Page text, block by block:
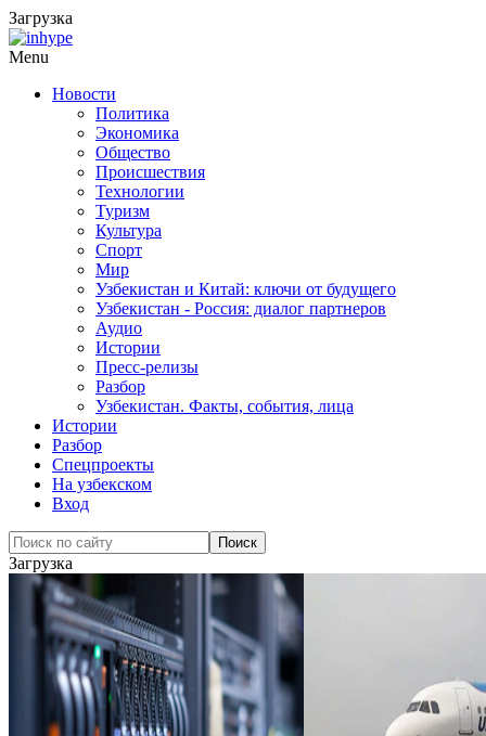
Загрузка
Menu
Новости
Политика
Экономика
Общество
Происшествия
Технологии
Туризм
Культура
Спорт
Мир
Узбекистан и Китай: ключи от будущего
Узбекистан - Россия: диалог партнеров
Аудио
Истории
Пресс-релизы
Разбор
Узбекистан. Факты, события, лица
Истории
Разбор
Спецпроекты
На узбекском
Вход
Загрузка